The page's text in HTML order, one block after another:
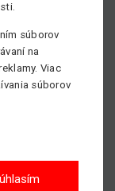
prípadne
súborov
na
Viac
súborov